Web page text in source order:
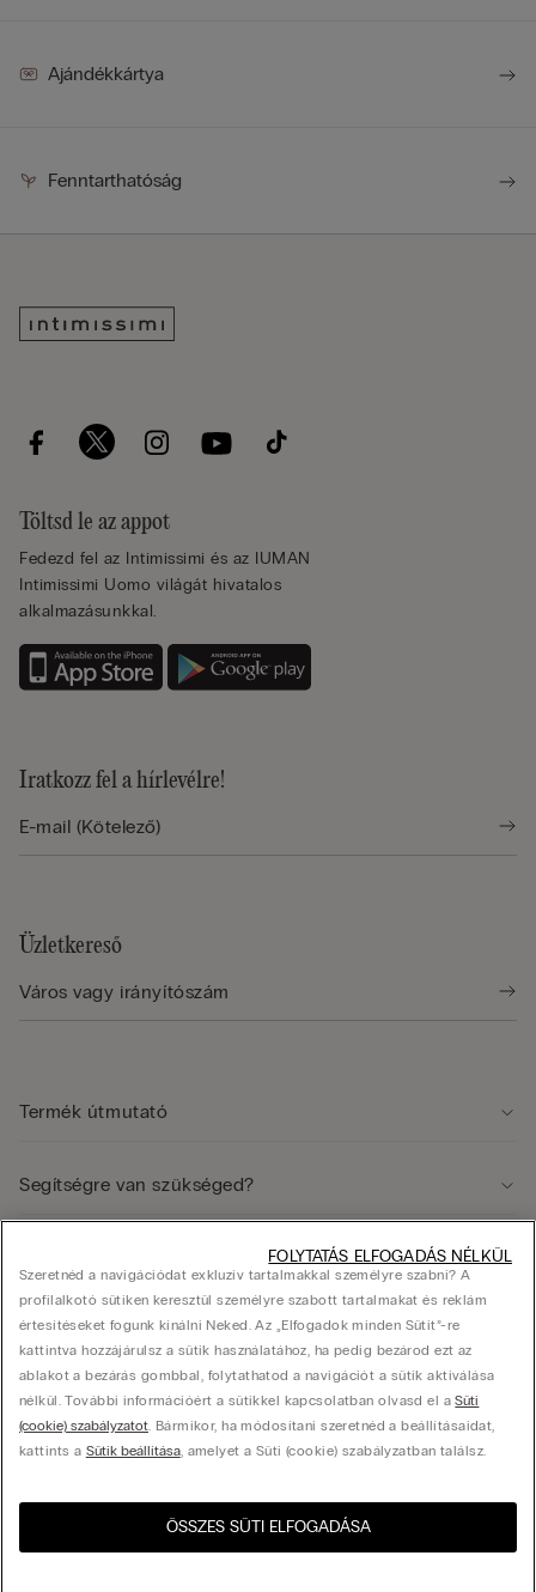
Válassza ki a méretet
Ajándékkártya
Fenntarthatóság
Töltsd le az appot
Fedezd fel az Intimissimi és az IUMAN
Intimissimi Uomo világát hivatalos
alkalmazásunkkal.
Iratkozz fel a hírlevélre!
Üzletkereső
Termék útmutató
Segítségre van szükséged?
Vállalat
© Calzedonia Hungary Kft., HU-1082, Budapest, Futó utca 47-53. Adószám: 25416433-
United States
Szeretnéd a navigációdat exkluzív tartalmakkal személyre szabni? A
profilalkotó sütiken keresztül személyre szabott tartalmakat és reklám
értesítéseket fogunk kínálni Neked. Az „Elfogadok minden Sütit”-re
kattintva hozzájárulsz a sütik használatához, ha pedig bezárod ezt az
ablakot a bezárás gombbal, folytathatod a navigációt a sütik aktiválása
nélkül. További információért a sütikkel kapcsolatban olvasd el aSüti
(cookie) szabályzatot. Bármikor, ha módosítani szeretnéd a beállításaidat,
kattints a Sütik beállítása, amelyet a Süti (cookie) szabályzatban találsz.
ÖSSZES SÜTI ELFOGADÁSA
FOLYTATÁS ELFOGADÁS NÉLKÜL